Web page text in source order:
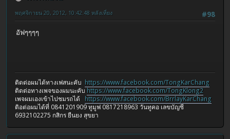
#98
พฤศจิกายน 20, 2012, 10:42:48 หลังเที่ยง
อัฟๆๆๆๆ
ติดต่อผมได้ทางเฟสนะคับ https://www.facebook.com/TongKarChang
ติดต่อทางเพจของผมนะคับ https://www.facebook.com/TongKlong2
เพจผมเองเข้าไปชมรถได้ https://www.facebook.com/BrrlayKarChang
ติอต่อผมได้ที่ 0841201909 ทูมูฟ 0817218963 วันทูคอ เลขบัญชี
6932102275 กสิกร ยืนยง สุขยา